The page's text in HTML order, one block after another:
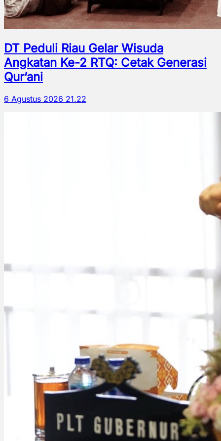
DT Peduli Riau Gelar Wisuda
Angkatan Ke-2 RTQ: Cetak Generasi
Qur’ani
6 Agustus 2026 21.22